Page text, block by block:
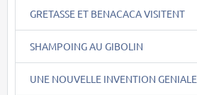
GRETASSE ET BENACACA VISITENT
SHAMPOING AU GIBOLIN
UNE NOUVELLE INVENTION GENIALE